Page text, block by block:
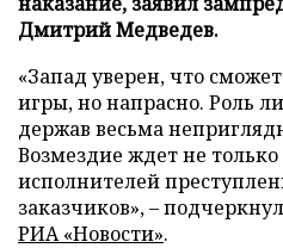
Дмитрий Медведев.
«Запад уверен, что
игры, но напрасно. Роль
держав весьма
Возмездие ждет не
исполнителей
заказчиков», –
РИА «Новости».